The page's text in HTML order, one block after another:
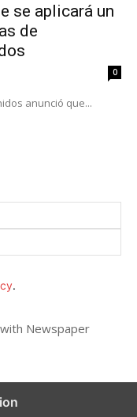
se aplicará un
de
0
anunció que...
.
Newspaper